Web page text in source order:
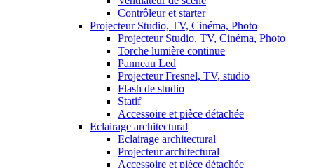
Contrôleur et starter
Projecteur Studio, TV, Cinéma, Photo
Projecteur Studio, TV, Cinéma, Photo
Torche lumière continue
Panneau Led
Projecteur Fresnel, TV, studio
Flash de studio
Statif
Accessoire et pièce détachée
Eclairage architectural
Eclairage architectural
Projecteur architectural
Accessoire et pièce détachée